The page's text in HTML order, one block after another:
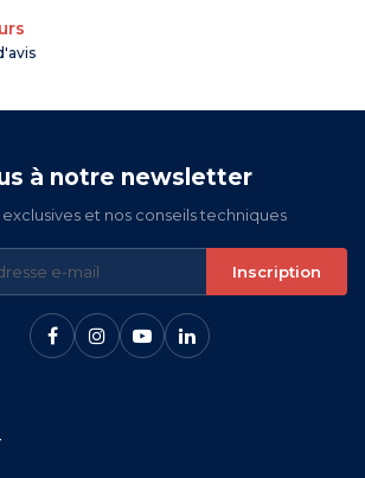
à notre newsletter
et nos conseils techniques
Inscription